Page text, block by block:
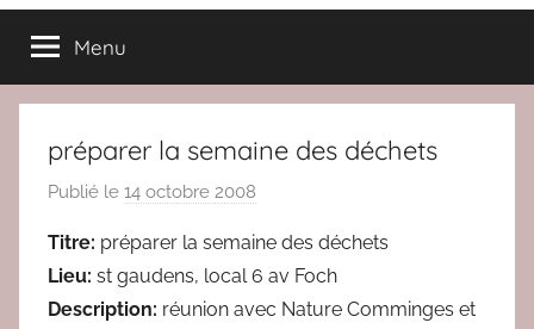
solidaire,
démocratique
à
France
pétition
Menu
préparer la semaine des déchets
Publié le 14 octobre 2008
r
r
e
Titre: préparer la semaine des déchets
Lieu: st gaudens, local 6 av Foch
Description: réunion avec Nature Comminges et